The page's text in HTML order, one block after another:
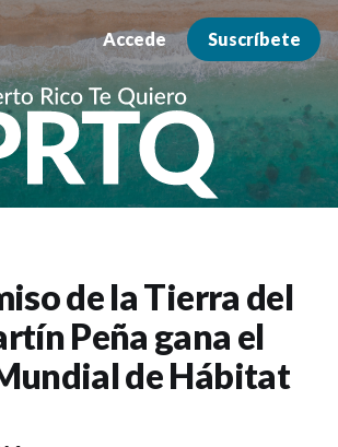
Accede Suscríbete
de la Tierra del
Peña gana el
de Hábitat